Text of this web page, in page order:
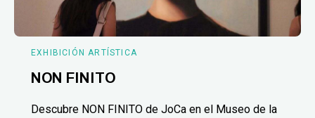
EXHIBICIÓN ARTÍSTICA
NON FINITO
Descubre NON FINITO de JoCa en el Museo de la